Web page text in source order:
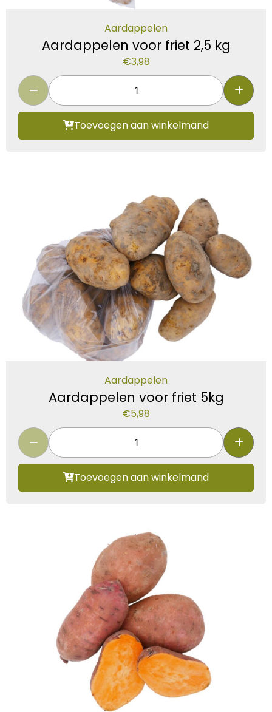
Aardappelen
Aardappelen voor friet 2,5 kg
€3,98
Toevoegen aan winkelmand
Aardappelen
Aardappelen voor friet 5kg
€5,98
Toevoegen aan winkelmand